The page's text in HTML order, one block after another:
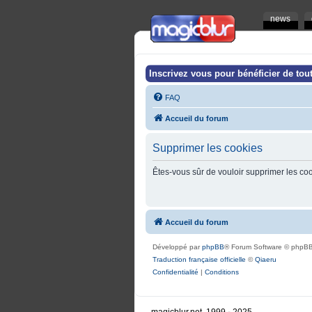
news
Inscrivez vous pour bénéficier de
FAQ
Accueil du forum
Supprimer les cookies
Êtes-vous sûr de vouloir supprimer les
Accueil du forum
Développé parphpBB® Forum Software ©
Traduction française officielle ©Qiaeru
Confidentialité | Conditions